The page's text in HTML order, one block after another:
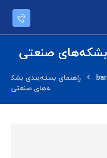
بشکه‌های صنعتی
راهنمای بسته‌بندی بشک
ه‌های صنعتی